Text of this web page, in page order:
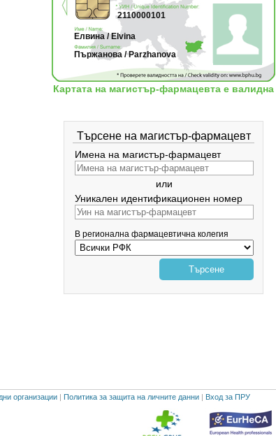
2110000101
Елвина / Elvina
Пържанова / Parzhanova
Картата на магистър-фармацевта е валидна
Търсене на магистър-фармацевт
Имена на магистър-фармацевт
или
Уникален идентификационен номер
В регионална фармацевтична колегия
Търсене
организации | Политика за защита на личните данни | Вход за ПРУ